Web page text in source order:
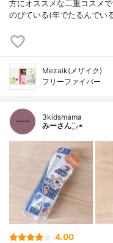
方にオススメな二重コスメ
のびている(年でたるんでい
Mezaik(メザイク)
フリーファイバー
3kidsmama
みーさん¨̮⸝⋆
4.00